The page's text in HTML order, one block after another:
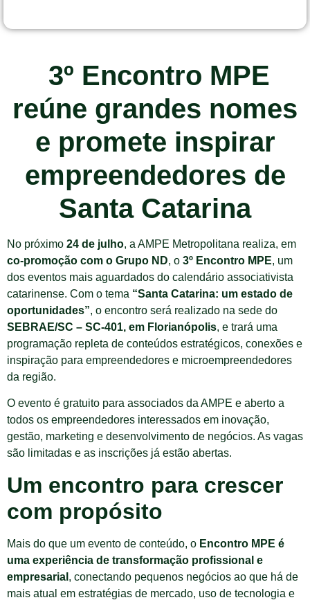
3º Encontro MPE
reúne grandes nomes
e promete inspirar
empreendedores de
Santa Catarina
No próximo 24 de julho, a AMPE Metropolitana realiza, em
co-promoção com o Grupo ND, o 3º Encontro MPE, um
dos eventos mais aguardados do calendário associativista
catarinense. Com o tema “Santa Catarina: um estado de
oportunidades”, o encontro será realizado na sede do
SEBRAE/SC – SC-401, em Florianópolis, e trará uma
programação repleta de conteúdos estratégicos, conexões e
inspiração para empreendedores e microempreendedores
da região.
O evento é gratuito para associados da AMPE e aberto a
todos os empreendedores interessados em inovação,
gestão, marketing e desenvolvimento de negócios. As vagas
são limitadas e as inscrições já estão abertas.
Um encontro para crescer
com propósito
Mais do que um evento de conteúdo, o Encontro MPE é
uma experiência de transformação profissional e
empresarial , conectando pequenos negócios ao que há de
mais atual em estratégias de mercado, uso de tecnologia e